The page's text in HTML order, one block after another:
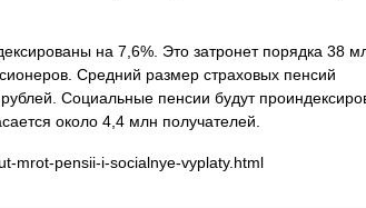
на 7,6%. Это затронет порядка 38
Средний размер страховых пенсий
Социальные пенсии будут
около 4,4 млн получателей.
mrot-pensii-i-socialnye-vyplaty.html